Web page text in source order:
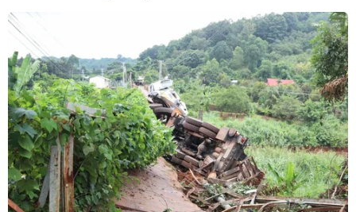
Lực lượng chức năng Việt Nam và Campuchia làm thủ tục bàn
giao, tiếp nhận công dân được trao trả. (Ảnh: TTXVN phát)
Ngày 10/9, Công an tỉnh Tây Ninh cho biết
Phòng Cảnh sát hình sự Công an tỉnh phối hợp
với Cục Quản lý xuất nhập cảnh Bộ Công an, các